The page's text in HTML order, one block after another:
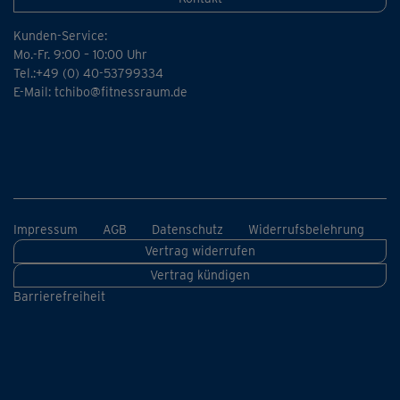
Kunden-Service:
Mo.-Fr. 9:00 – 10:00 Uhr
Tel.:+49 (0) 40-53799334
E-Mail: tchibo@fitnessraum.de
Impressum AGB Datenschutz
Widerrufsbelehrung
Vertrag widerrufen
Vertrag kündigen
Barrierefreiheit